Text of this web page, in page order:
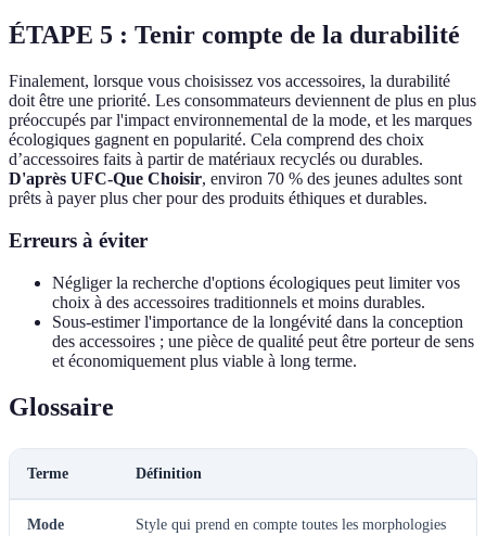
ÉTAPE 5 : Tenir compte de la durabilité
Finalement, lorsque vous choisissez vos accessoires, la durabilité
doit être une priorité. Les consommateurs deviennent de plus en plus
préoccupés par l'impact environnemental de la mode, et les marques
écologiques gagnent en popularité. Cela comprend des choix
d’accessoires faits à partir de matériaux recyclés ou durables.
D'après UFC-Que Choisir, environ 70 % des jeunes adultes sont
prêts à payer plus cher pour des produits éthiques et durables.
Erreurs à éviter
Négliger la recherche d'options écologiques peut limiter vos
choix à des accessoires traditionnels et moins durables.
Sous-estimer l'importance de la longévité dans la conception
des accessoires ; une pièce de qualité peut être porteur de sens
et économiquement plus viable à long terme.
Glossaire
Terme Définition
Mode
Style qui prend en compte toutes les morphologies